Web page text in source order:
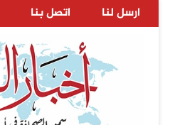
ارسل لنا اتصل بنا